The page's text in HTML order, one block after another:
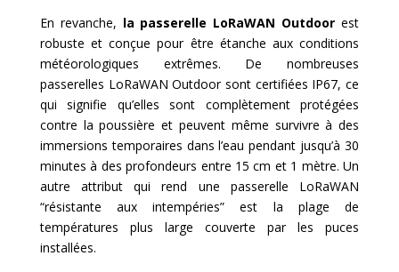
En revanche, la passerelle LoRaWAN Outdoor est
robuste et conçue pour être étanche aux conditions
météorologiques extrêmes. De nombreuses
passerelles LoRaWAN Outdoor sont certifiées IP67, ce
qui signifie qu’elles sont complètement protégées
contre la poussière et peuvent même survivre à des
immersions temporaires dans l’eau pendant jusqu’à 30
minutes à des profondeurs entre 15 cm et 1 mètre. Un
autre attribut qui rend une passerelle LoRaWAN
“résistante aux intempéries” est la plage de
températures plus large couverte par les puces
installées.